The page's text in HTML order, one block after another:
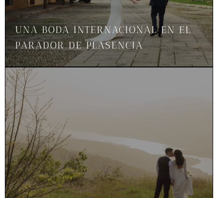
UNA BODA INTERNACIONAL EN EL
PARADOR DE PLASENCIA